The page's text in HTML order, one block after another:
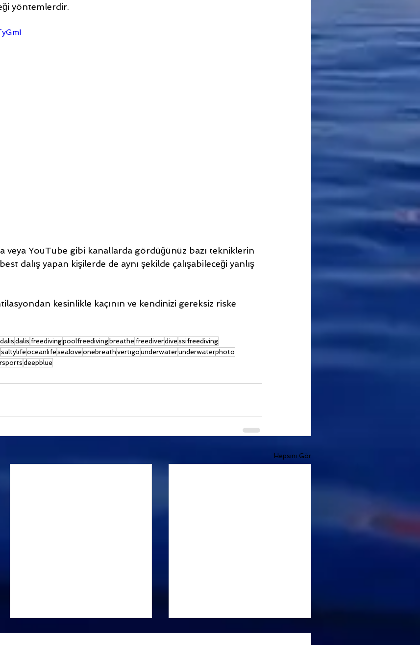
yöntemlerdir.
veya YouTube gibi kanallarda gördüğünüz bazı tekniklerin
dalış yapan kişilerde de aynı şekilde çalışabileceği yanlış
kesinlikle kaçının ve kendinizi gereksiz riske
dalis freedivingpoolfreedivingbreathe freediverdivessifreediving
saltylifeoceanlifesealoveonebreathvertigounderwaterunderwaterphoto
deepblue
Hepsini Gör